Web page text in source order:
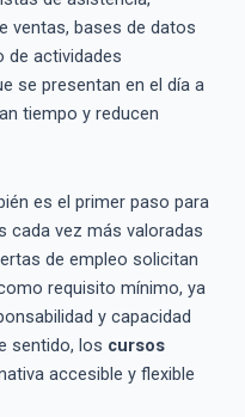
ventas, bases de datos
de actividades
se presentan en el día a
tiempo y reducen
es el primer paso para
cada vez más valoradas
de empleo solicitan
requisito mínimo, ya
y capacidad
sentido, los cursos
accesible y flexible